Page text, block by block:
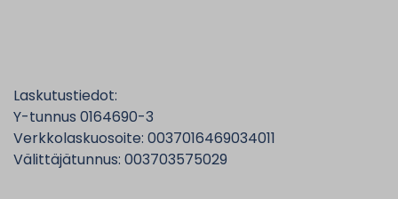
Laskutustiedot:
Y-tunnus 0164690-3
Verkkolaskuosoite: 0037016469034011
Välittäjätunnus: 003703575029